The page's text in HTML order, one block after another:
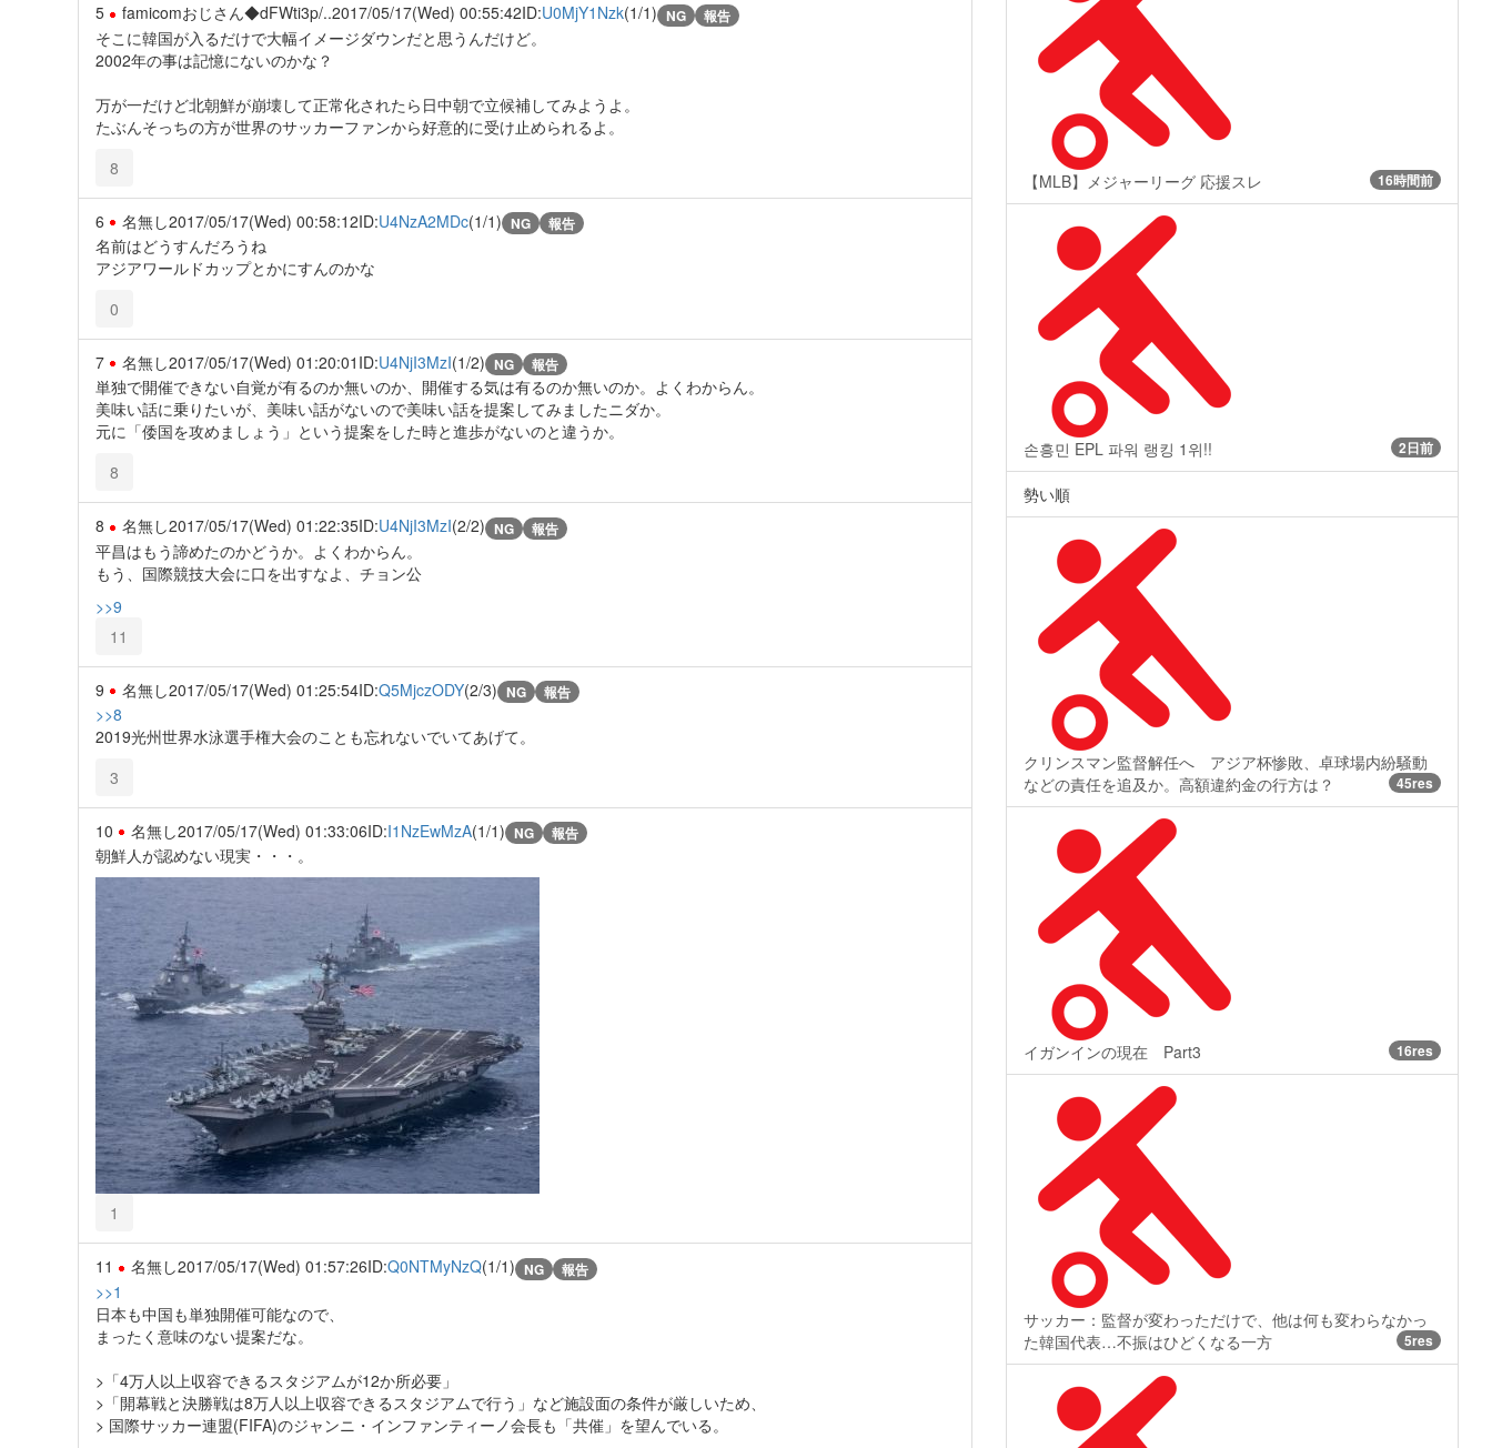
5 famicomおじさん◆dFWti3p/..2017/05/17(Wed) 00:55:42ID:U0MjY1Nzk(1/1) NG 報告
そこに韓国が入るだけで大幅イメージダウンだと思うんだけど。
2002年の事は記憶にないのかな？
万が一だけど北朝鮮が崩壊して正常化されたら日中朝で立候補してみようよ。
たぶんそっちの方が世界のサッカーファンから好意的に受け止められるよ。
8
6 名無し2017/05/17(Wed) 00:58:12ID:U4NzA2MDc(1/1) NG 報告
名前はどうすんだろうね
アジアワールドカップとかにすんのかな
0
7 名無し2017/05/17(Wed) 01:20:01 ID:U4NjI3MzI(1/2) NG 報告
単独で開催できない自覚が有るのか無いのか、開催する気は有るのか無いのか。よくわからん。
美味い話に乗りたいが、美味い話がないので美味い話を提案してみましたニダか。
元に「倭国を攻めましょう」という提案をした時と進歩がないのと違うか。
8
8 名無し2017/05/17(Wed) 01:22:35ID:U4NjI3MzI(2/2) NG 報告
平昌はもう諦めたのかどうか。よくわからん。
もう、国際競技大会に口を出すなよ、チョン公
>>9
11
9 名無し2017/05/17(Wed) 01:25:54ID:Q5MjczODY(2/3) NG 報告
>>8
2019光州世界水泳選手権大会のことも忘れないでいてあげて。
3
10 名無し2017/05/17(Wed) 01:33:06ID:I1NzEwMzA(1/1) NG 報告
朝鮮人が認めない現実・・・。
1
11 名無し2017/05/17(Wed) 01:57:26ID:Q0NTMyNzQ(1/1) NG 報告
>>1
日本も中国も単独開催可能なので、
まったく意味のない提案だな。
>「4万人以上収容できるスタジアムが12か所必要」
>「開幕戦と決勝戦は8万人以上収容できるスタジアムで行う」など施設面の条件が厳しいため、
> 国際サッカー連盟(FIFA)のジャンニ・インファンティーノ会長も「共催」を望んでいる。
【MLB】メジャーリーグ 応援スレ 16時間前
손흥민 EPL 파워 랭킹 1위!! 2日前
勢い順
クリンスマン監督解任へ アジア杯惨敗、卓球場内紛騒動
などの責任を追及か。高額違約金の行方は？
45res
イガンインの現在 Part3 16res
サッカー：監督が変わっただけで、他は何も変わらなかっ
た韓国代表…不振はひどくなる一方
5res